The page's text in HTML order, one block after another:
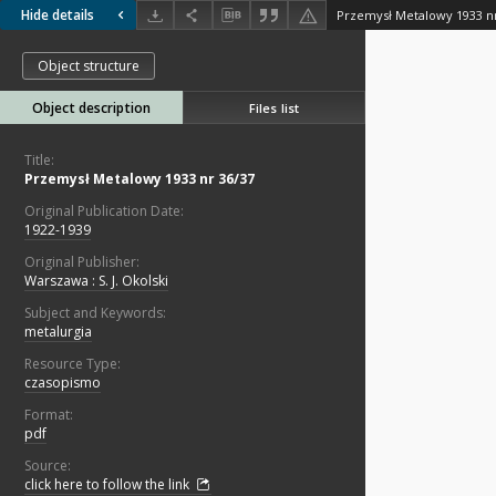
Hide details Przemysł Metalowy 1933
Object structure
Object description Files list
Title:
Przemysł Metalowy 1933 nr 36/37
Original Publication Date:
1922-1939
Original Publisher:
Warszawa : S. J. Okolski
Subject and Keywords:
metalurgia
Resource Type:
czasopismo
Format:
pdf
Source:
click here to follow the link